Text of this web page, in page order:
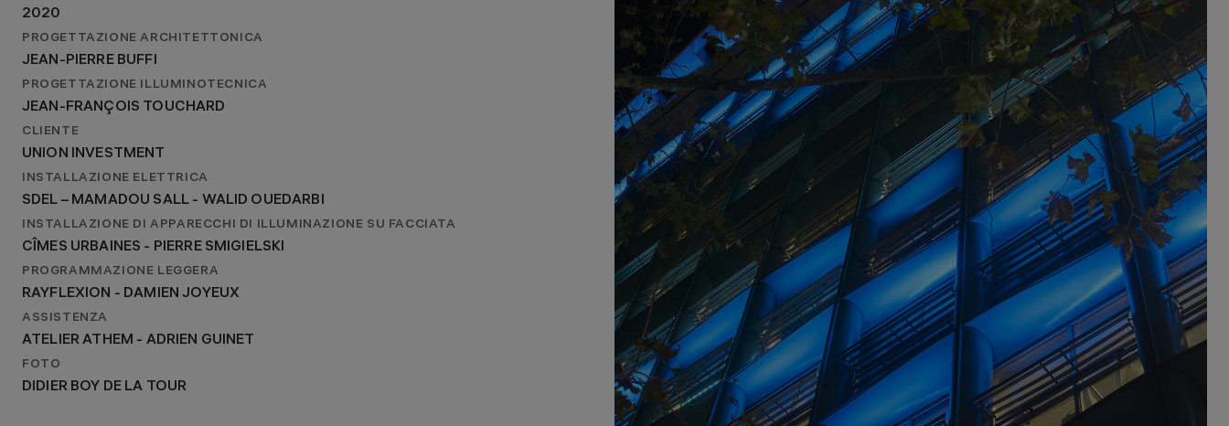
2020
PROGETTAZIONE ARCHITETTONICA
JEAN-PIERRE BUFFI
PROGETTAZIONE ILLUMINOTECNICA
JEAN-FRANÇOIS TOUCHARD
CLIENTE
UNION INVESTMENT
INSTALLAZIONE ELETTRICA
SDEL – MAMADOU SALL - WALID OUEDARBI
INSTALLAZIONE DI APPARECCHI DI ILLUMINAZIONE SU FACCIATA
CÎMES URBAINES - PIERRE SMIGIELSKI
PROGRAMMAZIONE LEGGERA
RAYFLEXION - DAMIEN JOYEUX
ASSISTENZA
ATELIER ATHEM - ADRIEN GUINET
FOTO
DIDIER BOY DE LA TOUR